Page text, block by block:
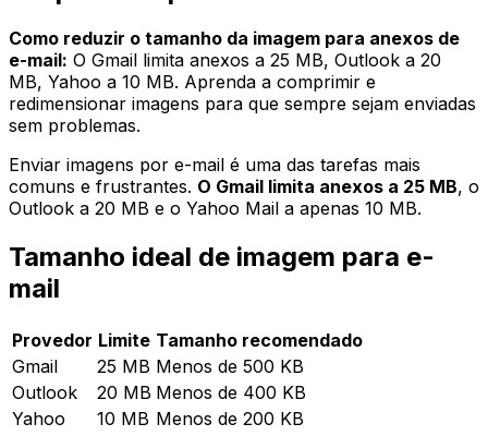
Como reduzir o tamanho da imagem para anexos de
e-mail: O Gmail limita anexos a 25 MB, Outlook a 20
MB, Yahoo a 10 MB. Aprenda a comprimir e
redimensionar imagens para que sempre sejam enviadas
sem problemas.
Enviar imagens por e-mail é uma das tarefas mais
comuns e frustrantes. O Gmail limita anexos a 25 MB, o
Outlook a 20 MB e o Yahoo Mail a apenas 10 MB.
Tamanho ideal de imagem para e-
mail
Provedor Limite Tamanho recomendado
Gmail
25 MB Menos de 500 KB
Outlook
20 MB Menos de 400 KB
Yahoo
10 MB Menos de 200 KB